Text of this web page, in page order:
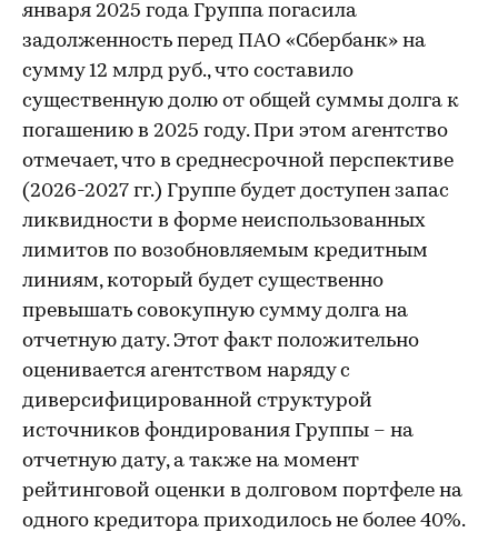
января 2025 года Группа погасила
задолженность перед ПАО «Сбербанк» на
сумму 12 млрд руб., что составило
существенную долю от общей суммы долга к
погашению в 2025 году. При этом агентство
отмечает, что в среднесрочной перспективе
(2026-2027 гг.) Группе будет доступен запас
ликвидности в форме неиспользованных
лимитов по возобновляемым кредитным
линиям, который будет существенно
превышать совокупную сумму долга на
отчетную дату. Этот факт положительно
оценивается агентством наряду с
диверсифицированной структурой
источников фондирования Группы – на
отчетную дату, а также на момент
рейтинговой оценки в долговом портфеле на
одного кредитора приходилось не более 40%.